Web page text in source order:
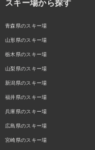
スキー場から探す
青森県のスキー場
山形県のスキー場
栃木県のスキー場
山梨県のスキー場
新潟県のスキー場
福井県のスキー場
兵庫県のスキー場
広島県のスキー場
宮崎県のスキー場